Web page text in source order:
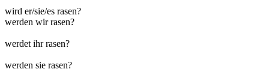
wird er/sie/es rasen?
werden wir rasen?
werdet ihr rasen?
werden sie rasen?